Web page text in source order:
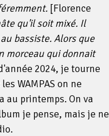
[Florence
qu'il soit mixé. Il
bassiste. Alors que
morceau qui donnait
2024, je tourne
WAMPAS on ne
au printemps. On va
je pense, mais je ne